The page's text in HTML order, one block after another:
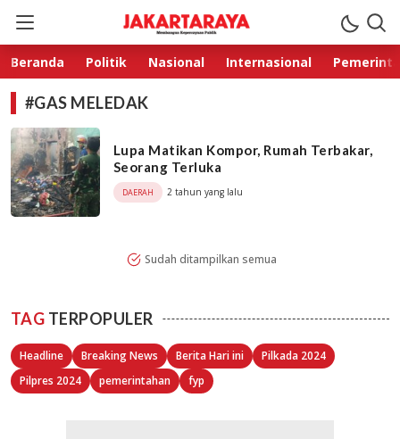
Jakarta Raya
Membangun Kepercayaan Publik
Beranda Politik Nasional Internasional
#GAS MELEDAK
Lupa Matikan Kompor, Rumah Terbakar,
Seorang Terluka
DAERAH 2 tahun yang lalu
Sudah ditampilkan semua
TAG TERPOPULER
Headline Breaking News Berita Hari ini
Pilkada 2024
Pilpres 2024
pemerintahan fyp